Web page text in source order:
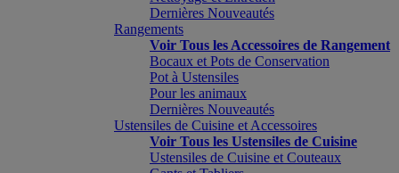
Dernières Nouveautés
Rangements
Voir Tous les Accessoires de Rangement
Bocaux et Pots de Conservation
Pot à Ustensiles
Pour les animaux
Dernières Nouveautés
Ustensiles de Cuisine et Accessoires
Voir Tous les Ustensiles de Cuisine
Ustensiles de Cuisine et Couteaux